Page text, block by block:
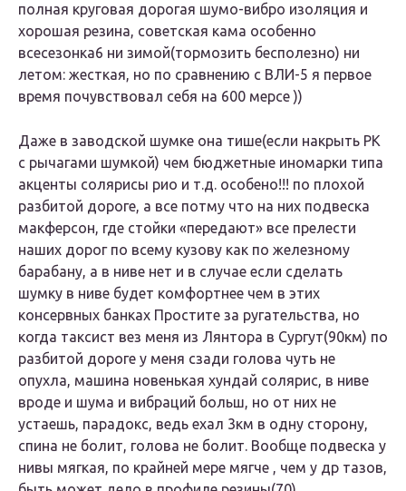
полная круговая дорогая шумо-вибро изоляция и
хорошая резина, советская кама особенно
всесезонка6 ни зимой(тормозить бесполезно) ни
летом: жесткая, но по сравнению с ВЛИ-5 я первое
время почувствовал себя на 600 мерсе ))
Даже в заводской шумке она тише(если накрыть РК
с рычагами шумкой) чем бюджетные иномарки типа
акценты солярисы рио и т.д. особено!!! по плохой
разбитой дороге, а все потму что на них подвеска
макферсон, где стойки «передают» все прелести
наших дорог по всему кузову как по железному
барабану, а в ниве нет и в случае если сделать
шумку в ниве будет комфортнее чем в этих
консервных банках Простите за ругательства, но
когда таксист вез меня из Лянтора в Сургут(90км) по
разбитой дороге у меня сзади голова чуть не
опухла, машина новенькая хундай солярис, в ниве
вроде и шума и вибраций больш, но от них не
устаешь, парадокс, ведь ехал 3км в одну сторону,
спина не болит, голова не болит. Вообще подвеска у
нивы мягкая, по крайней мере мягче , чем у др тазов,